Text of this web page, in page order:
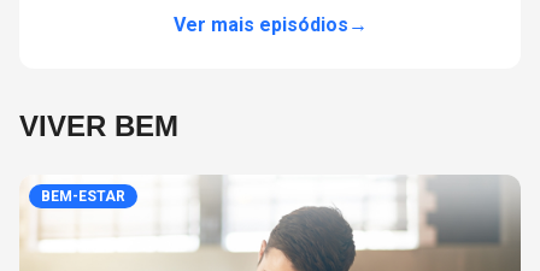
Ver mais episódios →
VIVER BEM
BEM-ESTAR